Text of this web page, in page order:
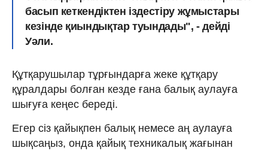
басып кеткендіктен іздестіру жұмыстары
кезінде қиындықтар туындады", - дейді
Уәли.
Құтқарушылар тұрғындарға жеке құтқару
құралдары болған кезде ғана балық аулауға
шығуға кеңес береді.
Егер сіз қайықпен балық немесе аң аулауға
шықсаңыз, онда қайық техникалық жағынан